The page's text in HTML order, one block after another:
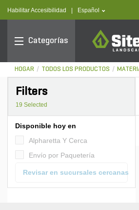
Habilitar Accesibilidad text.language
Español
Categorías
SiteOne
HOGAR TODOS LOS PRODUCTOS
Filters
19 Selected
Disponible hoy en
Alpharetta Y Cerca
Envío por Paquetería
Revisar en sucursales cercanas